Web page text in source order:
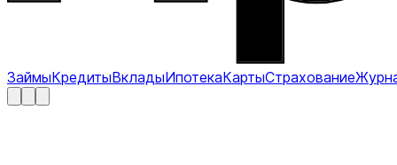
ЗаймыКредитыВкладыИпотекаКартыСтрахование